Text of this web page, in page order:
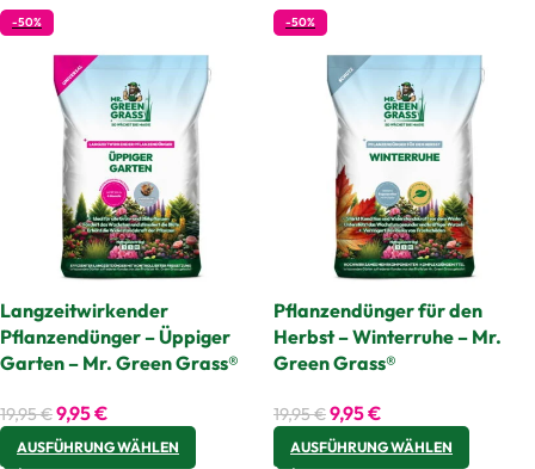
-50%
Langzeitwirkender
Pflanzendünger – Üppiger
Garten – Mr. Green Grass®
19,95€9,95€
AUSFÜHRUNG WÄHLEN
-50%
Pflanzendünger für den
Herbst – Winterruhe – Mr.
Green Grass®
19,95€9,95€
AUSFÜHRUNG WÄHLEN